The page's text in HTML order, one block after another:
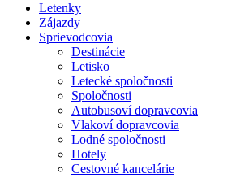
Letenky
Zájazdy
Sprievodcovia
Destinácie
Letisko
Letecké spoločnosti
Spoločnosti
Autobusoví dopravcovia
Vlakoví dopravcovia
Lodné spoločnosti
Hotely
Cestovné kancelárie